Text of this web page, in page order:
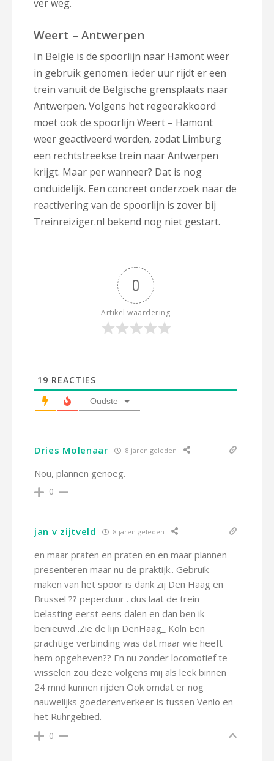
ver weg.
Weert – Antwerpen
In België is de spoorlijn naar Hamont weer
in gebruik genomen: ieder uur rijdt er een
trein vanuit de Belgische grensplaats naar
Antwerpen. Volgens het regeerakkoord
moet ook de spoorlijn Weert – Hamont
weer geactiveerd worden, zodat Limburg
een rechtstreekse trein naar Antwerpen
krijgt. Maar per wanneer? Dat is nog
onduidelijk. Een concreet onderzoek naar de
reactivering van de spoorlijn is zover bij
Treinreiziger.nl bekend nog niet gestart.
0
Artikel waardering
19 REACTIES
Oudste
Dries Molenaar 8 jaren geleden
Nou, plannen genoeg.
0
jan v zijtveld 8 jaren geleden
en maar praten en praten en en maar plannen
presenteren maar nu de praktijk.. Gebruik
maken van het spoor is dank zij Den Haag en
Brussel ?? peperduur . dus laat de trein
belasting eerst eens dalen en dan ben ik
benieuwd .Zie de lijn DenHaag_ Koln Een
prachtige verbinding was dat maar wie heeft
hem opgeheven?? En nu zonder locomotief te
wisselen zou deze volgens mij als leek binnen
24 mnd kunnen rijden Ook omdat er nog
nauwelijks goederenverkeer is tussen Venlo en
het Ruhrgebied.
0